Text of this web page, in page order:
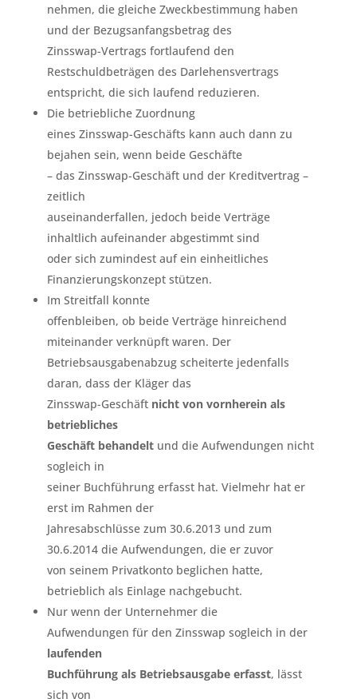
nehmen, die gleiche Zweckbestimmung haben
und der Bezugsanfangsbetrag des
Zinsswap-Vertrags fortlaufend den
Restschuldbeträgen des Darlehensvertrags
entspricht, die sich laufend reduzieren.
Die betriebliche Zuordnung
eines Zinsswap-Geschäfts kann auch dann zu
bejahen sein, wenn beide Geschäfte
– das Zinsswap-Geschäft und der Kreditvertrag –
zeitlich
auseinanderfallen, jedoch beide Verträge
inhaltlich aufeinander abgestimmt sind
oder sich zumindest auf ein einheitliches
Finanzierungskonzept stützen.
Im Streitfall konnte
offenbleiben, ob beide Verträge hinreichend
miteinander verknüpft waren. Der
Betriebsausgabenabzug scheiterte jedenfalls
daran, dass der Kläger das
Zinsswap-Geschäft nicht von vornherein als
betriebliches
Geschäft behandeltund die Aufwendungen nicht
sogleich in
seiner Buchführung erfasst hat. Vielmehr hat er
erst im Rahmen der
Jahresabschlüsse zum 30.6.2013 und zum
30.6.2014 die Aufwendungen, die er zuvor
von seinem Privatkonto beglichen hatte,
betrieblich als Einlage nachgebucht.
Nur wenn der Unternehmer die
Aufwendungen für den Zinsswap sogleich in der
laufenden
Buchführung als Betriebsausgabe erfasst, lässt
sich von